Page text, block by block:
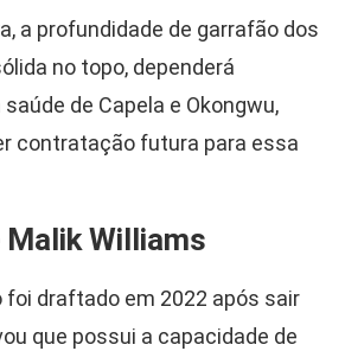
a profundidade de garrafão dos
no topo, dependerá
de Capela e Okongwu,
contratação futura para essa
Malik Williams
foi draftado em 2022 após sair
que possui a capacidade de